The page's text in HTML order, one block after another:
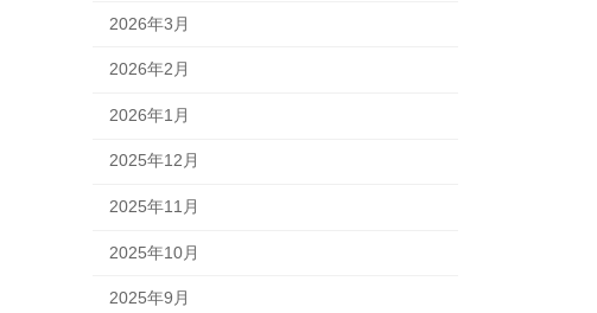
2026年3月
2026年2月
2026年1月
2025年12月
2025年11月
2025年10月
2025年9月